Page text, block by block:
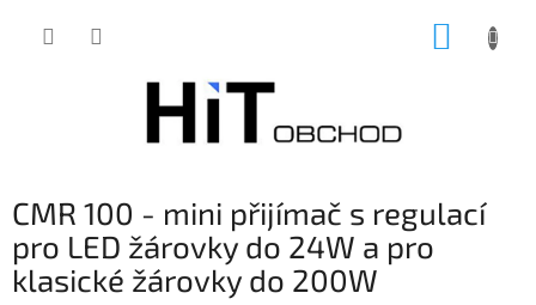
CMR 100 - mini přijímač s regulací
pro LED žárovky do 24W a pro
klasické žárovky do 200W